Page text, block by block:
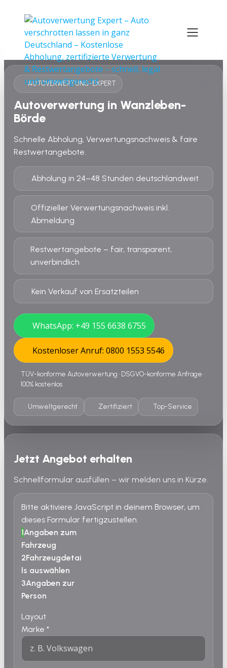
AUTOVERWERTUNG-EXPERT
Autoverwertung in Wanzleben-
Börde
Schnelle Abholung, Verwertungsnachweis & faire
Restwertangebote.
Abholung in 24–48 Stunden deutschlandweit
Offizieller Verwertungsnachweis inkl.
Abmeldung
Restwertangebote – fair, transparent,
unverbindlich
Kein Verkauf von Ersatzteilen
WhatsApp: +49 155 6638 6755
Kostenloser Anruf: 0800 1553 5546
TÜV-konforme Autoverwertung • DSGVO-konforme Anfrage •
100% kostenlos
Umweltgerecht Zertifiziert Top-Service
Jetzt Angebot erhalten
Schnellformular ausfüllen – wir melden uns in Kürze.
Bitte aktiviere JavaScript in deinem Browser, um
dieses Formular fertigzustellen.
1Angaben zum
Fahrzeug
2Fahrzeugdetai
ls auswählen
3Angaben zur
Person
Layout
Marke *